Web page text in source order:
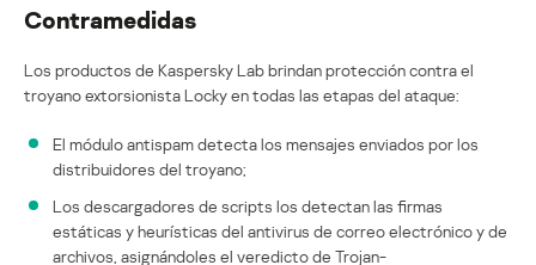
Contramedidas
Los productos de Kaspersky Lab brindan protección contra el
troyano extorsionista Locky en todas las etapas del ataque:
El módulo antispam detecta los mensajes enviados por los
distribuidores del troyano;
Los descargadores de scripts los detectan las firmas
estáticas y heurísticas del antivirus de correo electrónico y de
archivos, asignándoles el veredicto de Trojan-